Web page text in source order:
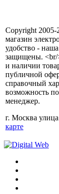
Copyright
магазин
удобство -
защищены. <br/
и наличии
публичной
справочный
возможность
менеджер.
г. Москва
карте